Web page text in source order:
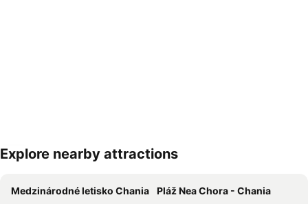
Explore nearby attractions
Medzinárodné letisko Chania
Pláž Nea Chora - Chania